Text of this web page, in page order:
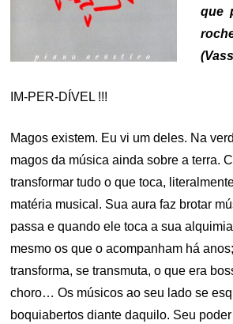
que
IM-PER-DÍVEL !!!
Magos existem. Eu vi um deles. Na
magos da música ainda sobre a terra.
transformar tudo o que toca,
matéria musical. Sua aura faz brotar
passa e quando ele toca a sua
mesmo os que o acompanham há
transforma, se transmuta, o que era
choro… Os músicos ao seu lado se
boquiabertos diante daquilo. Seu